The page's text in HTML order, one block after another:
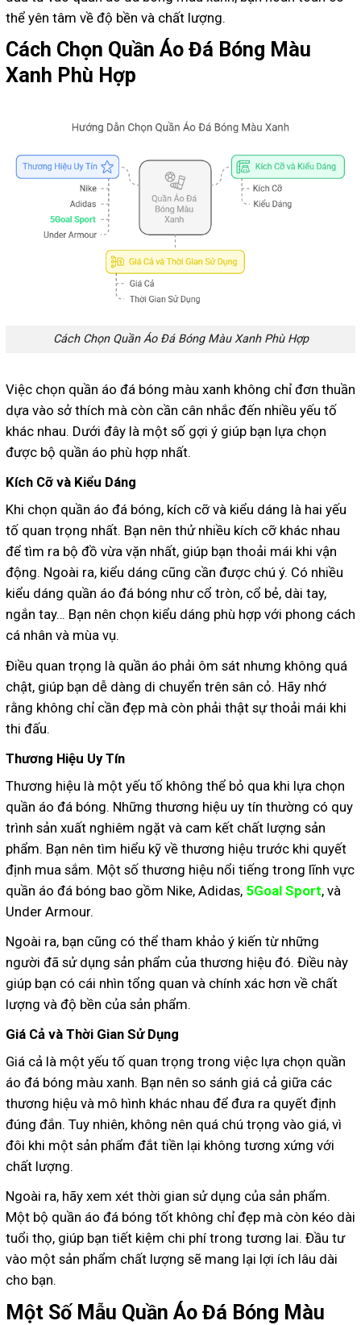
thể yên tâm về độ bền và chất lượng.
Cách Chọn Quần Áo Đá Bóng Màu
Xanh Phù Hợp
Cách Chọn Quần Áo Đá Bóng Màu Xanh Phù Hợp
Việc chọn quần áo đá bóng màu xanh không chỉ đơn thuần
dựa vào sở thích mà còn cần cân nhắc đến nhiều yếu tố
khác nhau. Dưới đây là một số gợi ý giúp bạn lựa chọn
được bộ quần áo phù hợp nhất.
Kích Cỡ và Kiểu Dáng
Khi chọn quần áo đá bóng, kích cỡ và kiểu dáng là hai yếu
tố quan trọng nhất. Bạn nên thử nhiều kích cỡ khác nhau
để tìm ra bộ đồ vừa vặn nhất, giúp bạn thoải mái khi vận
động. Ngoài ra, kiểu dáng cũng cần được chú ý. Có nhiều
kiểu dáng quần áo đá bóng như cổ tròn, cổ bẻ, dài tay,
ngắn tay… Bạn nên chọn kiểu dáng phù hợp với phong cách
cá nhân và mùa vụ.
Điều quan trọng là quần áo phải ôm sát nhưng không quá
chật, giúp bạn dễ dàng di chuyển trên sân cỏ. Hãy nhớ
rằng không chỉ cần đẹp mà còn phải thật sự thoải mái khi
thi đấu.
Thương Hiệu Uy Tín
Thương hiệu là một yếu tố không thể bỏ qua khi lựa chọn
quần áo đá bóng. Những thương hiệu uy tín thường có quy
trình sản xuất nghiêm ngặt và cam kết chất lượng sản
phẩm. Bạn nên tìm hiểu kỹ về thương hiệu trước khi quyết
định mua sắm. Một số thương hiệu nổi tiếng trong lĩnh vực
quần áo đá bóng bao gồm Nike, Adidas, 5Goal Sport, và
Under Armour.
Ngoài ra, bạn cũng có thể tham khảo ý kiến từ những
người đã sử dụng sản phẩm của thương hiệu đó. Điều này
giúp bạn có cái nhìn tổng quan và chính xác hơn về chất
lượng và độ bền của sản phẩm.
Giá Cả và Thời Gian Sử Dụng
Giá cả là một yếu tố quan trọng trong việc lựa chọn quần
áo đá bóng màu xanh. Bạn nên so sánh giá cả giữa các
thương hiệu và mô hình khác nhau để đưa ra quyết định
đúng đắn. Tuy nhiên, không nên quá chú trọng vào giá, vì
đôi khi một sản phẩm đắt tiền lại không tương xứng với
chất lượng.
Ngoài ra, hãy xem xét thời gian sử dụng của sản phẩm.
Một bộ quần áo đá bóng tốt không chỉ đẹp mà còn kéo dài
tuổi thọ, giúp bạn tiết kiệm chi phí trong tương lai. Đầu tư
vào một sản phẩm chất lượng sẽ mang lại lợi ích lâu dài
cho bạn.
Một Số Mẫu Quần Áo Đá Bóng Màu